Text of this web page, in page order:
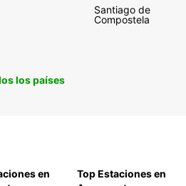
Santiago de
Compostela
los países
en
Top Estaciones en